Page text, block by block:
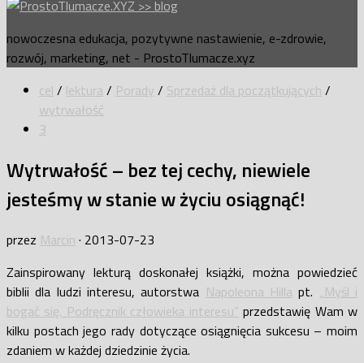
nowoczesna edukacja, pozytywne nastawienie, e-zdrowie,
rozwój, marketing, net - ProstoTlumacze.xyz
cel / lektura/ Porady / Sprzedaż dla początkujących /
wytrwałość
3
Wytrwałość – bez tej cechy, niewiele
jesteśmy w stanie w życiu osiągnąć!
przez Marcin · 2013-07-23
Zainspirowany lekturą doskonałej książki, można powiedzieć
biblii dla ludzi interesu, autorstwa Napoleona Hilla pt. „Myśl i
bogać się. Podręcznik człowieka interesu” przedstawię Wam w
kilku postach jego rady dotyczące osiągnięcia sukcesu – moim
zdaniem w każdej dziedzinie życia.